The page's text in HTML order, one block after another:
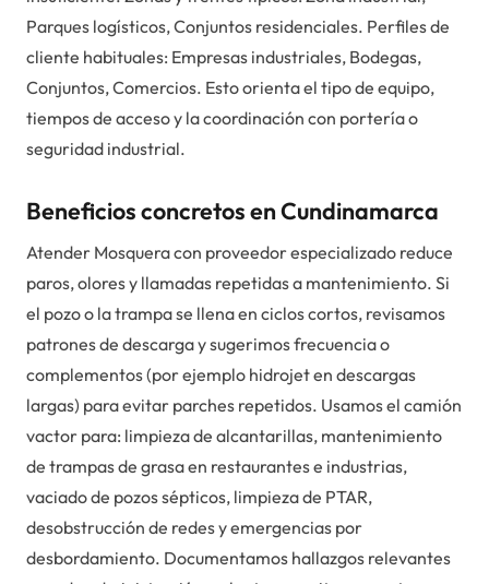
Parques logísticos, Conjuntos residenciales. Perfiles de
cliente habituales: Empresas industriales, Bodegas,
Conjuntos, Comercios. Esto orienta el tipo de equipo,
tiempos de acceso y la coordinación con portería o
seguridad industrial.
Beneficios concretos en Cundinamarca
Atender Mosquera con proveedor especializado reduce
paros, olores y llamadas repetidas a mantenimiento. Si
el pozo o la trampa se llena en ciclos cortos, revisamos
patrones de descarga y sugerimos frecuencia o
complementos (por ejemplo hidrojet en descargas
largas) para evitar parches repetidos. Usamos el camión
vactor para: limpieza de alcantarillas, mantenimiento
de trampas de grasa en restaurantes e industrias,
vaciado de pozos sépticos, limpieza de PTAR,
desobstrucción de redes y emergencias por
desbordamiento. Documentamos hallazgos relevantes